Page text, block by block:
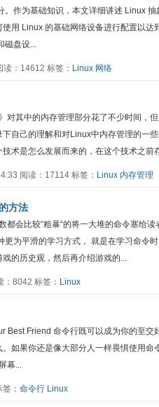
。作为基础知识，本文详细讲述 Linux
用 Linux 的基础网络设备进行配置以
磁盘设...
：14612 标签： Linux 网络
对其中的内存管理部分花了不少时间，
自己的理解和对Linux中内存管理的一
术是怎么发展而来的，在这个技术之前
阅读：17114 标签： Linux 内存管理
方法
都会比较“粗暴“的将一大堆的命令塞给
更为平滑的学习方式， 就是在学习命令
的历史观，然后再介绍游戏的...
8042 标签： Linux
Best Friend 命令行既可以成为你的至交
如果你还是像大部分人一样畏惧使用
幕...
： 命令行 Linux